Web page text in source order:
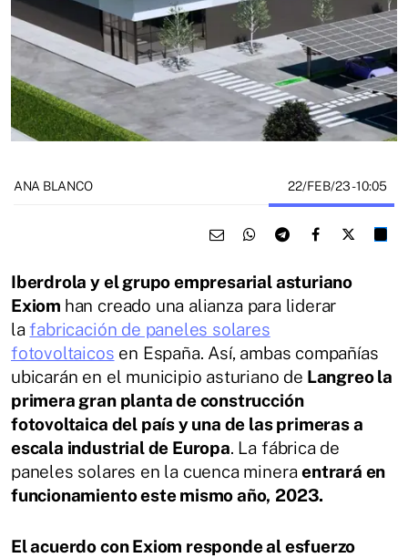
ANA BLANCO 22/FEB/23- 10:05
Iberdrola y el grupo empresarial asturiano
Exiom han creado una alianza para liderar
lafabricación de paneles solares
fotovoltaicos en España. Así, ambas compañías
ubicarán en el municipio asturiano de Langreo la
primera gran planta de construcción
fotovoltaica del país y una de las primeras a
escala industrial de Europa. La fábrica de
paneles solares en la cuenca mineraentrará en
funcionamiento este mismo año, 2023.
El acuerdo con Exiom responde al esfuerzo